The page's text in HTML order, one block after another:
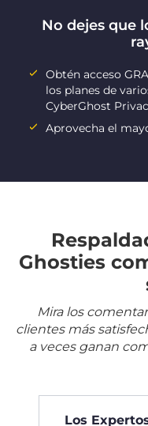
No dejes que
Obtén acceso
los planes de
CyberGhost
Aprovecha el
Ghosties
Mira los
clientes más
a veces ganan
Los